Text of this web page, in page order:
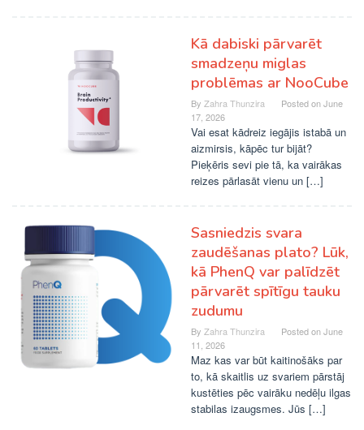
Kā dabiski pārvarēt
smadzeņu miglas
problēmas ar NooCube
By Zahra Thunzira Posted onJune
17, 2026
Vai esat kādreiz iegājis istabā un
aizmirsis, kāpēc tur bijāt?
Pieķēris sevi pie tā, ka vairākas
reizes pārlasāt vienu un […]
Sasniedzis svara
zaudēšanas plato? Lūk,
kā PhenQ var palīdzēt
pārvarēt spītīgu tauku
zudumu
By Zahra Thunzira Posted onJune
11, 2026
Maz kas var būt kaitinošāks par
to, kā skaitlis uz svariem pārstāj
kustēties pēc vairāku nedēļu ilgas
stabilas izaugsmes. Jūs […]